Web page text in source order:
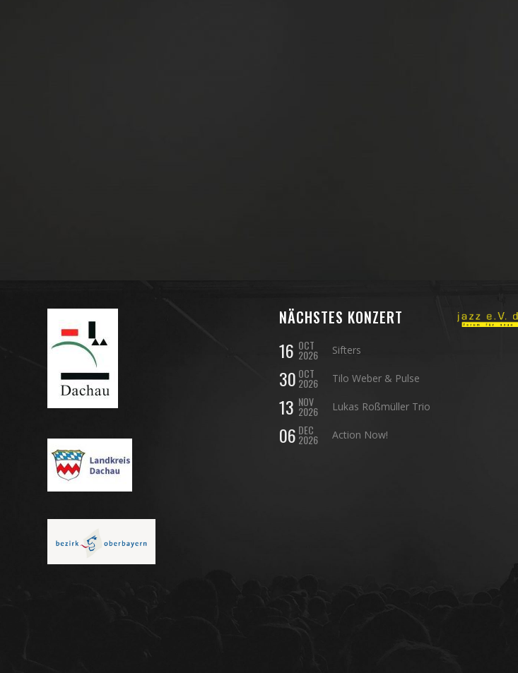
NÄCHSTES KONZERT
16 OCT
2026 Sifters
30 OCT
2026 Tilo Weber & Pulse
13 NOV
2026 Lukas Roßmüller Trio
06 DEC
2026 Action Now!